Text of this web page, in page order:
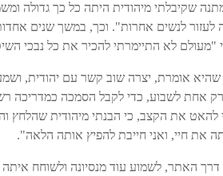
שקיבלתי מיהודית היתה כל כך גדולה
לנשים אחרות". וכך, במשך שנים
לא התיימרתי להכיר את כל נבכי
אומרת, יצרה שוב קשר עם יהודית,
אחת לשבוע, כדי לקבל הסמכה כמדריכה
את הקצב, כי הבנתי מיהודית שהלחץ
את חיי, ואני חייבת להפיץ אותה הלאה".
האתר, לשמוע עוד מנסיונה ולשוחח איתה